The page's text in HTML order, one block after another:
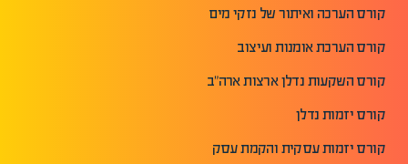
קורס הערכה ואיתור של נזקי מים
קורס הערכת אומנות ועיצוב
קורס השקעות נדלן ארצות ארה"ב
קורס יזמות נדלן
קורס יזמות עסקית והקמת עסק